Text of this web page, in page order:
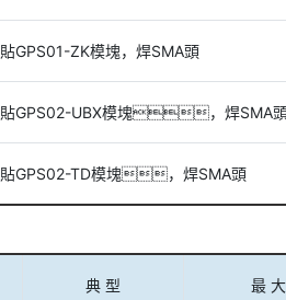
貼GPS01-ZK模塊，焊SMA頭
貼GPS02-UBX模塊，焊SMA
貼GPS02-TD模塊，焊SMA頭
典 型 最 大